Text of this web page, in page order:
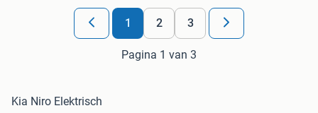
1 2 3
Pagina 1 van 3
Kia Niro Elektrisch